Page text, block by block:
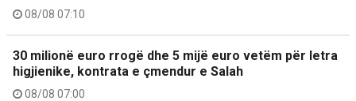
08/08 07:10
30 milionë euro rrogë dhe 5 mijë euro vetëm për letra
higjienike, kontrata e çmendur e Salah
08/08 07:00